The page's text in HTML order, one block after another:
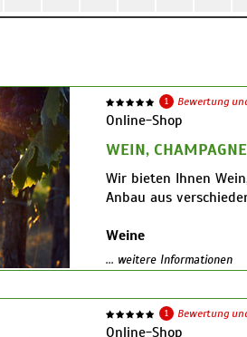
1 Bewertung
Online-Shop
WEIN,
Wir bieten Ihnen
Anbau aus
Weine
aus Deutschland,
www.bioshop-verl.de/
Champagner
De Sousa et Fils,
... weitere Informationen
1 Bewertung
Online-Shop